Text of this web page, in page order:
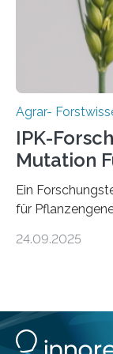
Fachzeitschrift
Agrar-
IPK-
Mutation
Ein
für
entdeckt, das
Sammlungen
analysierten,
24.09.2025